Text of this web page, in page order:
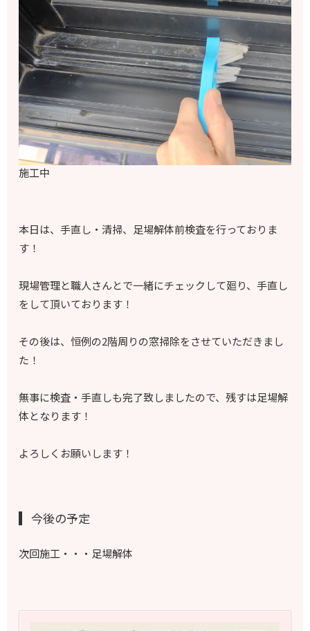
施工中
本日は、手直し・清掃、足場解体前検査を行っておりま
す！
現場管理と職人さんとで一緒にチェックして廻り、手直し
をして頂いております！
その後は、恒例の2階周りの窓掃除をさせていただきまし
た！
無事に検査・手直しも完了致しましたので、残すは足場解
体となります！
よろしくお願いします！
今後の予定
次回施工・・・足場解体